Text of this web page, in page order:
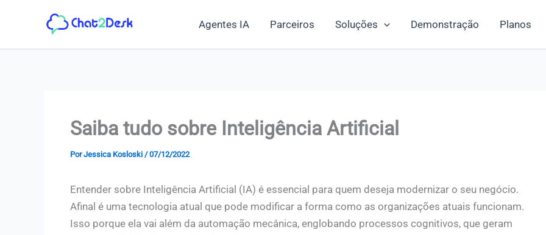
Agentes IA Parceiros Soluções Demonstração Planos
Saiba tudo sobre Inteligência Artificial
PorJessica Kosloski /07/12/2022
Entender sobre Inteligência Artificial (IA) é essencial para quem deseja modernizar o seu negócio.
Afinal é uma tecnologia atual que pode modificar a forma como as organizações atuais funcionam.
Isso porque ela vai além da automação mecânica, englobando processos cognitivos, que geram